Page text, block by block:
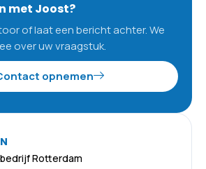
met Joost?
of laat een bericht achter. We
over uw vraagstuk.
opnemen
Rotterdam